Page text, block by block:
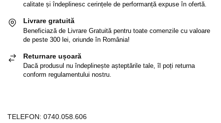
calitate și îndeplinesc cerințele de performanță expuse în ofertă.
Livrare gratuită
Beneficiază de Livrare Gratuită pentru toate comenzile cu valoare
de peste 300 lei, oriunde în România!
Returnare ușoară
Dacă produsul nu îndeplinește așteptările tale, îl poți returna
conform regulamentului nostru.
TELEFON: 0740.058.606